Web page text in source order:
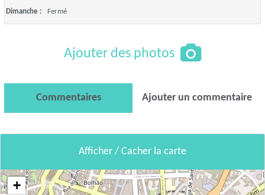
Dimanche : Fermé
Ajouter des photos
Commentaires Ajouter un commentaire
Afficher / Cacher la carte
+